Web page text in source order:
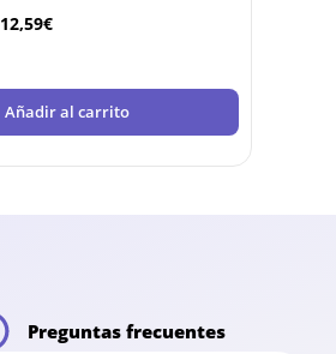
12,59€
Añadir al carrito
Preguntas frecuentes